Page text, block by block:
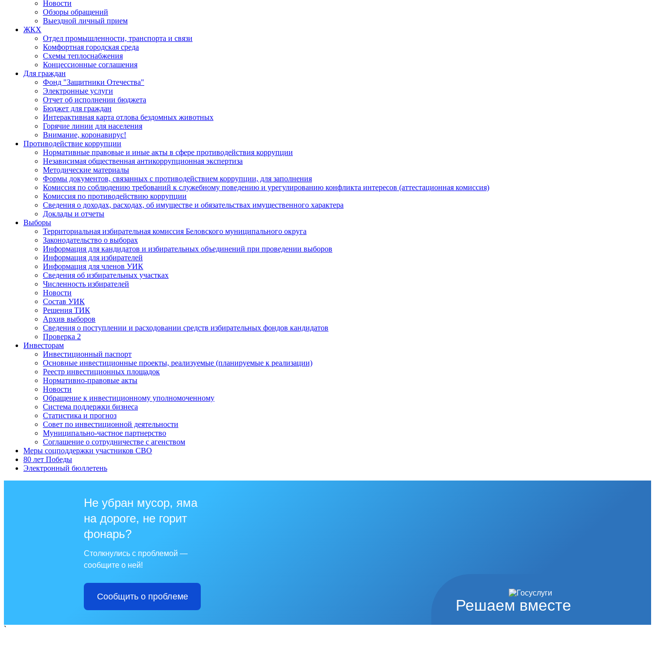
Новости
Обзоры обращений
Выездной личный прием
ЖКХ
Отдел промышленности, транспорта и связи
Комфортная городская среда
Схемы теплоснабжения
Концессионные соглашения
Для граждан
Фонд "Защитники Отечества"
Электронные услуги
Отчет об исполнении бюджета
Бюджет для граждан
Интерактивная карта отлова бездомных животных
Горячие линии для населения
Внимание, коронавирус!
Противодействие коррупции
Нормативные правовые и иные акты в сфере противодействия коррупции
Независимая общественная антикоррупционная экспертиза
Методические материалы
Формы документов, связанных с противодействием коррупции, для заполнения
Комиссия по соблюдению требований к служебному поведению и урегулированию конфликта интересов (аттестационная комиссия)
Комиссия по противодействию коррупции
Сведения о доходах, расходах, об имуществе и обязательствах имущественного характера
Доклады и отчеты
Выборы
Территориальная избирательная комиссия Беловского муниципального округа
Законодательство о выборах
Информация для кандидатов и избирательных объединений при проведении выборов
Информация для избирателей
Информация для членов УИК
Сведения об избирательных участках
Численность избирателей
Новости
Состав УИК
Решения ТИК
Архив выборов
Сведения о поступлении и расходовании средств избирательных фондов кандидатов
Проверка 2
Инвесторам
Инвестиционный паспорт
Основные инвестиционные проекты, реализуемые (планируемые к реализации)
Реестр инвестиционных площадок
Нормативно-правовые акты
Новости
Обращение к инвестиционному уполномоченному
Система поддержки бизнеса
Статистика и прогноз
Совет по инвестиционной деятельности
Муниципально-частное партнерство
Соглашение о сотрудничестве с агенством
Меры соцподдержки участников СВО
80 лет Победы
Электронный бюллетень
Решаем вместе
Не убран мусор, яма
на дороге, не горит
фонарь?
Столкнулись с проблемой —
сообщите о ней!
Сообщить о проблеме
`